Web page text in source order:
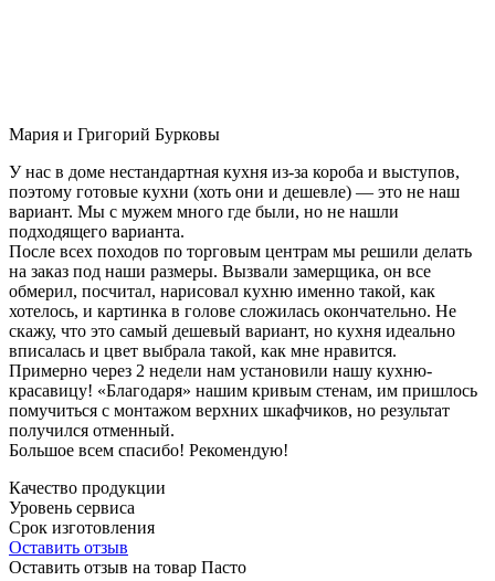
Мария и Григорий Бурковы
У нас в доме нестандартная кухня из-за короба и выступов,
поэтому готовые кухни (хоть они и дешевле) — это не наш
вариант. Мы с мужем много где были, но не нашли
подходящего варианта.
После всех походов по торговым центрам мы решили делать
на заказ под наши размеры. Вызвали замерщика, он все
обмерил, посчитал, нарисовал кухню именно такой, как
хотелось, и картинка в голове сложилась окончательно. Не
скажу, что это самый дешевый вариант, но кухня идеально
вписалась и цвет выбрала такой, как мне нравится.
Примерно через 2 недели нам установили нашу кухню-
красавицу! «Благодаря» нашим кривым стенам, им пришлось
помучиться с монтажом верхних шкафчиков, но результат
получился отменный.
Большое всем спасибо! Рекомендую!
Качество продукции
Уровень сервиса
Срок изготовления
Оставить отзыв
Оставить отзыв на товар Пасто